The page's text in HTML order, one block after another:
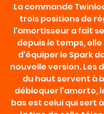
La commande
trois positions de
l'amortisseur a fait
depuis le temps,
d'équiper le Spark
nouvelle version. Les
du haut servent à
débloquer l'amorto,
bas est celui qui sert